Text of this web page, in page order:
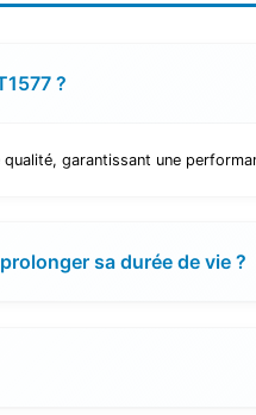
?
garantissant une
sa durée de vie ?